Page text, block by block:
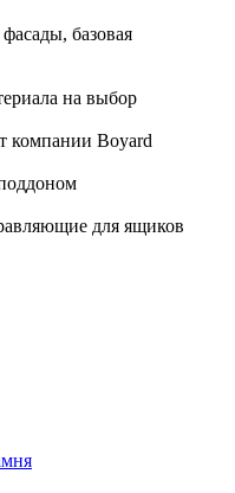
базовая
на выбор
компании Boyard
для ящиков